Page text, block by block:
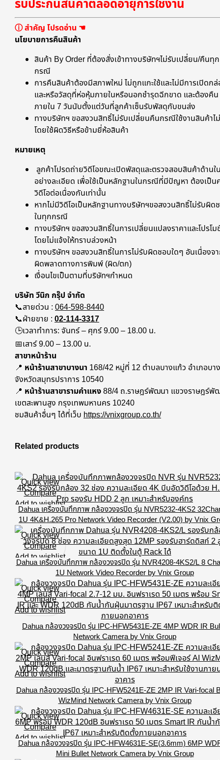
รับประกันสินค้าตลอดอายุการใช้งาน
ⓘ สำคัญ โปรดอ่าน ☚
นโยบายการคืนสินค้า
สินค้า By Order ที่ต้องสั่งเข้าทางบริษัทฯไม่รับเปลี่ยน/คืนทุก
กรณี
การคืนสินค้าต้องมีสภาพใหม่ ไม่ถูกแกะใช้และไม่มีการเปิดก
และหรือวัสดุที่ห่อหุ้มภายในหรือนอกชำรุดฉีกขาด และต้องคืน
ภายใน 7 วันนับตั้งแต่วันที่ลูกค้าเซ็นรับพัสดุกับขนส่ง
ทางบริษัทฯ ขอสงวนสิทธิ์ไม่รับเปลี่ยนคืนกรณีใช้งานสินค้าไ
โดยใช้ผิดวิธีหรือข้ามยี่ห้อสินค้า
หมายเหตุ
ลูกค้าโปรดถ่ายวิดีโอขณะเปิดพัสดุและตรวจสอบสินค้าด้านใ
อย่างละเอียด เพื่อใช้เป็นหลักฐานในกรณีที่มีปัญหา ต้องเป็น
วิดีโอต่อเนื่องกันเท่านั้น
หากไม่มีวิดีโอเป็นหลักฐานทางบริษัทฯขอสงวนสิทธิ์ไม่รับผิด
ในทุกกรณี
ทางบริษัทฯ ขอสงวนสิทธิ์ในการเปลี่ยนแปลงราคาและโปรโ
โดยไม่แจ้งให้ทราบล่วงหน้า
ทางบริษัทฯ ขอสงวนสิทธิ์ในการไม่รับผิดชอบใดๆ อันเนื่องจ
ผิดพลาดทางการพิมพ์ (ผิด/ตก)
เงื่อนไขเป็นตามที่บริษัทฯกำหนด
บริษัท วีนิก กรุ๊ป จำกัด
📞สายด่วน : 064-598-8440
📞ฝ่ายขาย : 02-114-3317
🕒เวลาทำการ: จันทร์ – ศุกร์ 9.00 – 18.00 น.
📅เสาร์ 9.00 – 13.00 น.
สาขาหน้าร้าน
📍 หน้าร้านสาขาบางนา 168/42 หมู่ที่ 12 ตำบลบางแก้ว อำเภอบา
จังหวัดสมุทรปราการ 10540
📍 หน้าร้านสาขารามคำแหง88/4 ถ.ราษฎร์พัฒนา แขวงราษฎร์พั
เขตสะพานสูง กรุงเทพมหานคร 10240
ชมสินค้าอื่นๆ ได้ที่เว็บ https://vnixgroup.co.th/
Related products
Quick view
Compare
Add to wishlist
Dahua เครื่องบันทึกภาพ กล้องวงจรปิด รุ่น NVR5232-4KS2
1U 4K&H.265 Pro Network Video Recorder (V2.00) by Vnix
Quick view
Compare
Add to wishlist
Dahua เครื่องบันทึกภาพ กล้องวงจรปิด รุ่น NVR4208-4KS2/L 8
1U Network Video Recorder by Vnix Group
Quick view
Compare
Add to wishlist
Dahua กล้องวงจรปิด รุ่น IPC-HFW5431E-ZE 4MP WDR IR
Network Camera by Vnix Group
Quick view
Compare
Add to wishlist
Dahua กล้องวงจรปิด รุ่น IPC-HFW5241E-ZE 2MP IR Vari-focal
WizMind Network Camera by Vnix Group
Quick view
Compare
Add to wishlist
Dahua กล้องวงจรปิด รุ่น IPC-HFW4631E-SE(3.6mm) 6MP
Mini Bullet Network Camera by Vnix Group